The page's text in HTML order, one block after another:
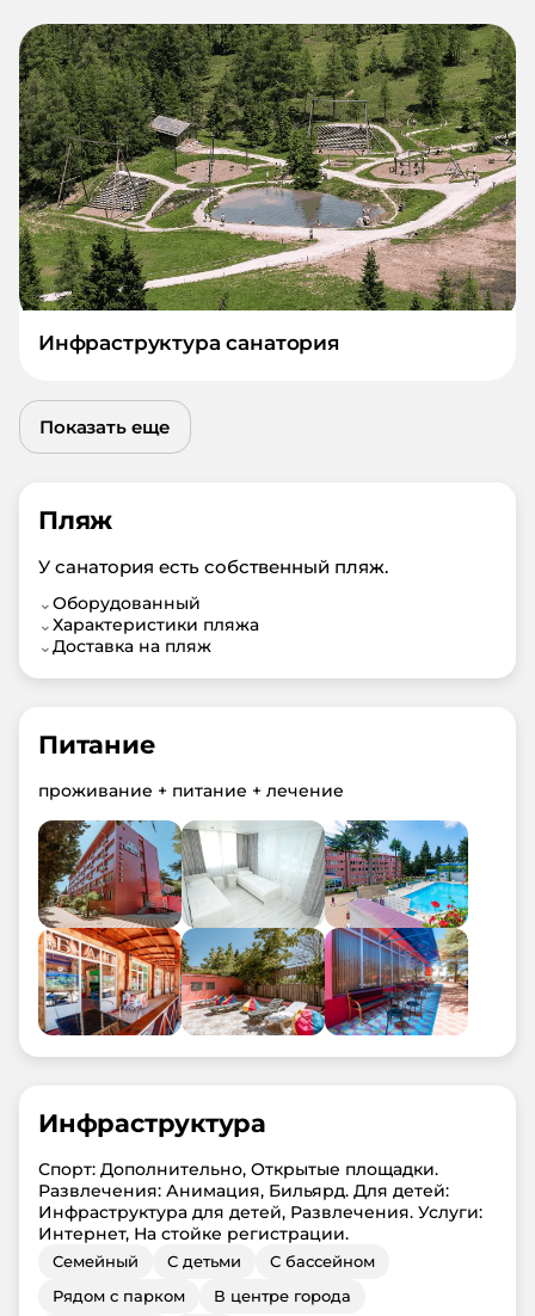
Инфраструктура санатория
Показать еще
Пляж
У санатория есть собственный пляж.
⌄Оборудованный
⌄Характеристики пляжа
⌄Доставка на пляж
Питание
проживание + питание + лечение
Инфраструктура
Спорт: Дополнительно, Открытые площадки.
Развлечения: Анимация, Бильярд. Для детей:
Инфраструктура для детей, Развлечения. Услуги:
Интернет, На стойке регистрации.
Семейный С детьми
С бассейном
Рядом с парком
В центре города